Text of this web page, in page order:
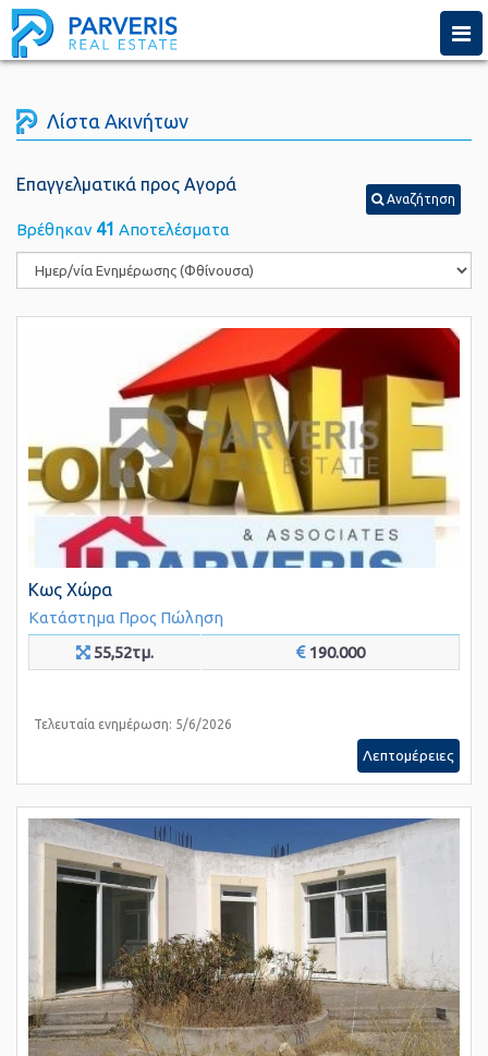
Λίστα Ακινήτων
Αναζήτηση
Επαγγελματικά προς Αγορά
Βρέθηκαν 41 Αποτελέσματα
Κως Χώρα
Κατάστημα Προς Πώληση
55,52τμ.
190.000
Τελευταία ενημέρωση: 5/6/2026
Λεπτομέρειες